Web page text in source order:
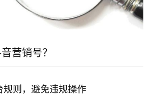
营销号？
规则，避免违规操作